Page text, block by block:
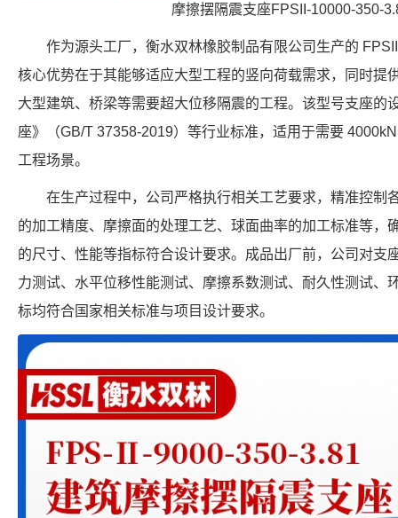
摩擦摆隔震支座FPSII-10000-350-
作为源头工厂，衡水双林橡胶制品有限公司生产的
核心优势在于其能够适应大型工程的竖向荷载需求，同时提
大型建筑、桥梁等需要超大位移隔震的工程。该型号支座的
座》（GB/T 37358-2019）等行业标准，适用于需要
工程场景。
在生产过程中，公司严格执行相关工艺要求，精准控制
的加工精度、摩擦面的处理工艺、球面曲率的加工标准等，
的尺寸、性能等指标符合设计要求。成品出厂前，公司对支
力测试、水平位移性能测试、摩擦系数测试、耐久性测试、
标均符合国家相关标准与项目设计要求。